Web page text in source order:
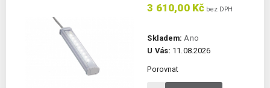
3 610,00 Kč bez DPH
Skladem: Ano
U Vás: 11.08.2026
Porovnat